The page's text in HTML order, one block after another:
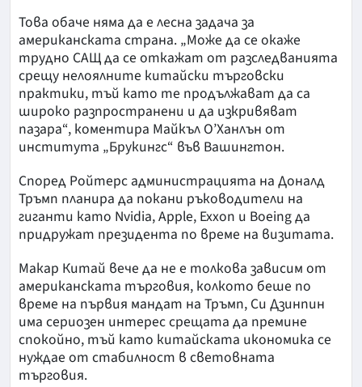
Това обаче няма да е лесна задача за
американската страна. „Може да се окаже
трудно САЩ да се откажат от разследванията
срещу нелоялните китайски търговски
практики, тъй като те продължават да са
широко разпространени и да изкривяват
пазара“, коментира Майкъл О’Ханлън от
института „Брукингс“ във Вашингтон.
Според Ройтерс администрацията на Доналд
Тръмп планира да покани ръководители на
гиганти като Nvidia, Apple, Exxon и Boeing да
придружат президента по време на визитата.
Макар Китай вече да не е толкова зависим от
американската търговия, колкото беше по
време на първия мандат на Тръмп, Си Дзинпин
има сериозен интерес срещата да премине
спокойно, тъй като китайската икономика се
нуждае от стабилност в световната
търговия.